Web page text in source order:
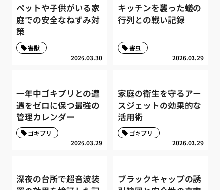
ペットや子供がいる家
庭での安全なねずみ対
策
2026.03.30
害獣
キッチンを襲った蟻の
行列との戦い記録
2026.03.29
害虫
一年中ゴキブリとの遭
遇をゼロに保つ最強の
管理カレンダー
2026.03.29
ゴキブリ
家庭の衛生を守るアー
スジェットの効果的な
活用術
2026.03.29
ゴキブリ
深夜の台所で超音波装
ブラックキャップの誘